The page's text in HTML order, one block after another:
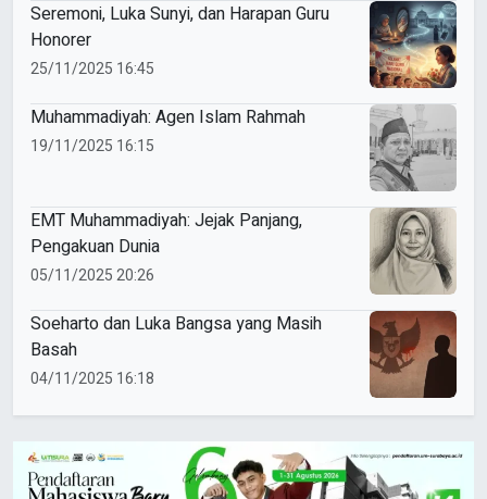
Seremoni, Luka Sunyi, dan Harapan Guru
Honorer
25/11/2025 16:45
Muhammadiyah: Agen Islam Rahmah
19/11/2025 16:15
EMT Muhammadiyah: Jejak Panjang,
Pengakuan Dunia
05/11/2025 20:26
Soeharto dan Luka Bangsa yang Masih
Basah
04/11/2025 16:18